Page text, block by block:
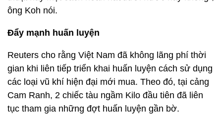
ông Koh nói.
Đẩy mạnh huấn luyện
Reuters cho rằng Việt Nam đã không lãng phí thời
gian khi liên tiếp triển khai huấn luyện cách sử dụng
các loại vũ khí hiện đại mới mua. Theo đó, tại cảng
Cam Ranh, 2 chiếc tàu ngầm Kilo đầu tiên đã liên
tục tham gia những đợt huấn luyện gần bờ.